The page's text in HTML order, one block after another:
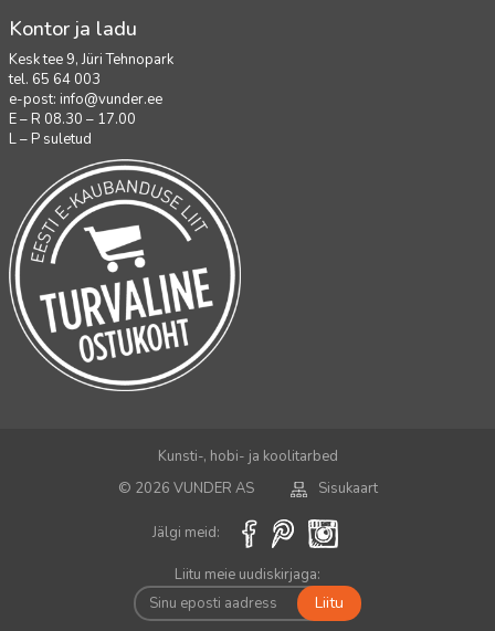
Kontor ja ladu
Kesk tee 9, Jüri Tehnopark
tel. 65 64 003
e-post: info@vunder.ee
E – R 08.30 – 17.00
L – P suletud
Kunsti-, hobi- ja koolitarbed
© 2026 VUNDER AS
Sisukaart
Jälgi meid:
Liitu meie uudiskirjaga: